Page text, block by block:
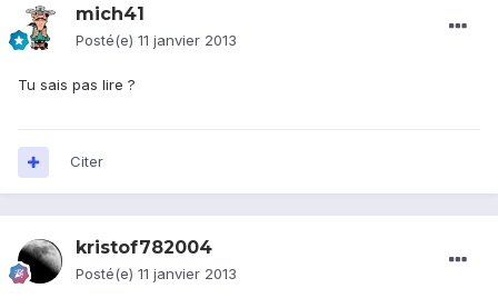
mich41
Posté(e) 11 janvier 2013
Tu sais pas lire ?
Citer
kristof782004
Posté(e) 11 janvier 2013